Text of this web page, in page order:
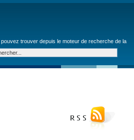
trouver depuis le moteur de recherche de la